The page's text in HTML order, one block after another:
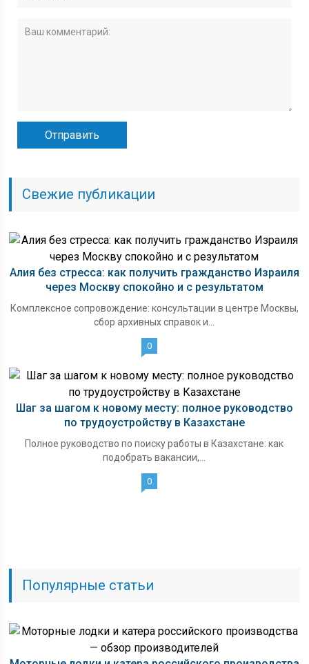
Свежие публикации
Алия без стресса: как получить гражданство Израиля
через Москву спокойно и с результатом
Комплексное сопровождение: консультации в центре Москвы,
сбор архивных справок и...
0
Шаг за шагом к новому месту: полное руководство
по трудоустройству в Казахстане
Полное руководство по поиску работы в Казахстане: как
подобрать вакансии,...
0
Популярные статьи